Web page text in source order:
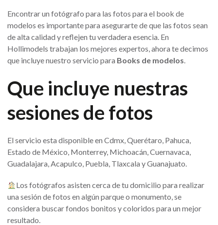
Encontrar un fotógrafo para las fotos para el book de
modelos es importante para asegurarte de que las fotos sean
de alta calidad y reflejen tu verdadera esencia. En
Hollimodels trabajan los mejores expertos, ahora te decimos
que incluye nuestro servicio para Books de modelos.
Que incluye nuestras
sesiones de fotos
El servicio esta disponible en Cdmx, Querétaro, Pahuca,
Estado de México, Monterrey, Michoacán, Cuernavaca,
Guadalajara, Acapulco, Puebla, Tlaxcala y Guanajuato.
Los fotógrafos asisten cerca de tu domicilio para realizar
una sesión de fotos en algún parque o monumento, se
considera buscar fondos bonitos y coloridos para un mejor
resultado.